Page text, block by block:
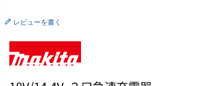
レビューを書く